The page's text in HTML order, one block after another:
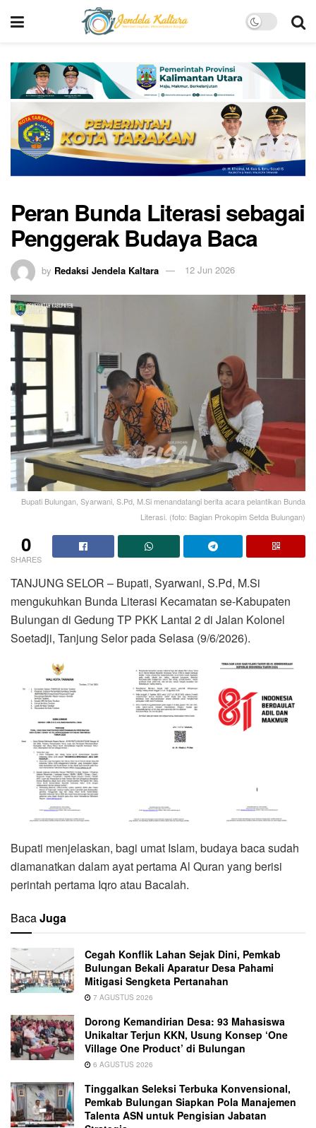
Peran Bunda Literasi sebagai
Penggerak Budaya Baca
by Redaksi Jendela Kaltara 12 Jun 2026
Bupati Bulungan, Syarwani, S.Pd, M.Si menandatangi berita acara pelantikan Bunda
Literasi. (foto: Bagian Prokopim Setda Bulungan)
0
SHARES
TANJUNG SELOR – Bupati, Syarwani, S.Pd, M.Si
mengukuhkan Bunda Literasi Kecamatan se-Kabupaten
Bulungan di Gedung TP PKK Lantai 2 di Jalan Kolonel
Soetadji, Tanjung Selor pada Selasa (9/6/2026).
Bupati menjelaskan, bagi umat Islam, budaya baca sudah
diamanatkan dalam ayat pertama Al Quran yang berisi
perintah pertama Iqro atau Bacalah.
BacaJuga
Cegah Konflik Lahan Sejak Dini, Pemkab
Bulungan Bekali Aparatur Desa Pahami
Mitigasi Sengketa Pertanahan
7 AGUSTUS 2026
Dorong Kemandirian Desa: 93 Mahasiswa
Unikaltar Terjun KKN, Usung Konsep ‘One
Village One Product’ di Bulungan
6 AGUSTUS 2026
Tinggalkan Seleksi Terbuka Konvensional,
Pemkab Bulungan Siapkan Pola Manajemen
Talenta ASN untuk Pengisian Jabatan